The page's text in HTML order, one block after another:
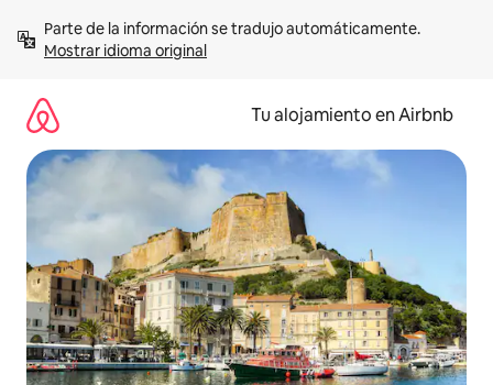
contenidoMostrar idioma original
Tu alojamiento en Airbnb